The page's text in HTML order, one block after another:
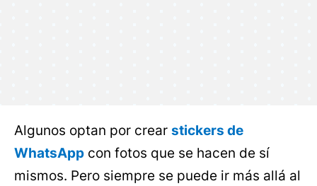
Algunos optan por crear stickers de
WhatsApp con fotos que se hacen de sí
mismos. Pero siempre se puede ir más allá al